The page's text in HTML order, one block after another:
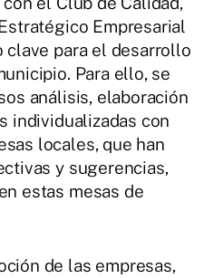
Empresarial
clave para el desarrollo
Para ello, se
análisis, elaboración
individualizadas con
locales, que han
y sugerencias,
estas mesas de
de las empresas,